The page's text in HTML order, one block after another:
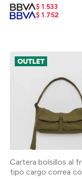
$ 1.533
$ 1.752
Cartera bolsillos al
tipo cargo correa